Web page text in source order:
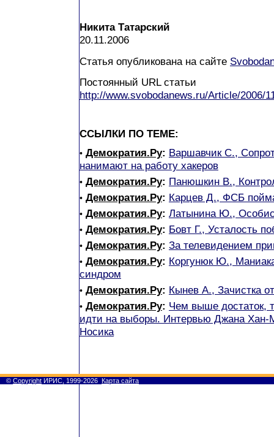
Никита Татарский
20.11.2006
Статья опубликована на сайте
Постоянный URL статьи
http://www.svobodanews.ru/Article/2006/
ССЫЛКИ ПО ТЕМЕ:
• Демократия.Ру: Варшавчик С.,
нанимают на работу хакеров
• Демократия.Ру: Панюшкин В.,
• Демократия.Ру: Карцев Д., ФСБ
• Демократия.Ру: Латынина Ю.,
• Демократия.Ру: Бовт Г., Усталость
• Демократия.Ру: За телевидением
• Демократия.Ру: Коргунюк Ю.,
синдром
• Демократия.Ру: Кынев А., Зачистка
• Демократия.Ру: Чем выше достаток,
идти на выборы. Интервью Джана Хан-
Носика
© Copyright ИРИС, 1999-2026 Карта сайта